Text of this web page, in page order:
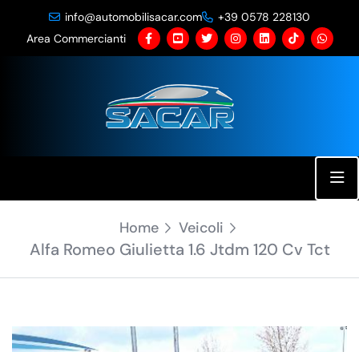
info@automobilisacar.com
+39 0578 228130
Area Commercianti
Home Veicoli
Alfa Romeo Giulietta 1.6 Jtdm 120 Cv Tct